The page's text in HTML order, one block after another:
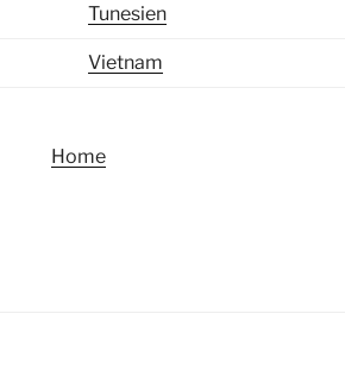
Tunesien
Vietnam
Home